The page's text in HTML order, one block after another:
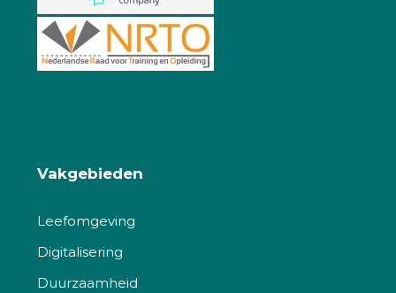
Vakgebieden
Leefomgeving
Digitalisering
Duurzaamheid